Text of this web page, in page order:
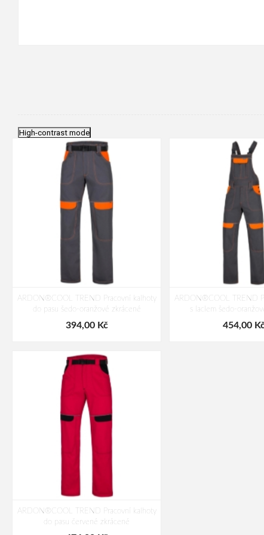
High-contrast mode
ARDON®COOL TREND Pracovní kalhoty
do pasu šedo-oranžové zkrácené
394,00 Kč
ARDON®COOL TREND
s laclem šedo-
454,00
ARDON®COOL TREND Pracovní kalhoty
do pasu červené zkrácené